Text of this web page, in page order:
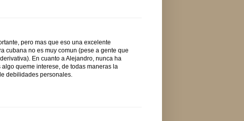
pero mas que eso una excelente
cubana no es muy comun (pese a gente que
En cuanto a Alejandro, nunca ha
queme interese, de todas maneras la
debilidades personales.